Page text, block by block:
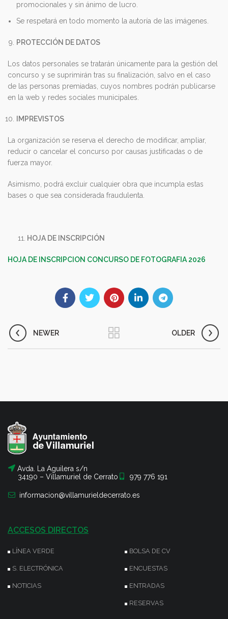
promocionales y sin ánimo de lucro.
Se respetará en todo momento la autoría de las imágenes.
PROTECCIÓN DE DATOS
Los datos personales se tratarán únicamente para la gestión del
concurso y se suprimirán tras su finalización, salvo en el caso
de las personas premiadas, cuyos nombres podrán publicarse
en la web y redes sociales municipales.
IMPREVISTOS
La organización se reserva el derecho de modificar, ampliar,
reducir o cancelar el concurso por causas justificadas o de
fuerza mayor.
Asimismo, podrá excluir cualquier obra que incumpla estas
bases o que sea considerada fraudulenta.
11. HOJA DE INSCRIPCIÓN
HOJA DE INSCRIPCION CONCURSO DE FOTOGRAFIA 2026
NEWER OLDER
Avda. La Aguilera s/n
34190 – Villamuriel de Cerrato
979 776 191
informacion@villamurieldecerrato.es
ACCESOS DIRECTOS
LÍNEA VERDE
S. ELECTRÓNICA
NOTICIAS
BOLSA DE CV
ENCUESTAS
ENTRADAS
RESERVAS